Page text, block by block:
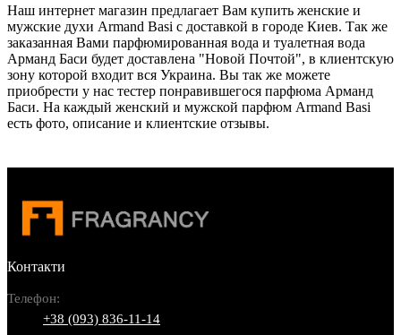
Наш интернет магазин предлагает Вам купить женские и
мужские духи Armand Basi с доставкой в городе Киев. Так же
заказанная Вами парфюмированная вода и туалетная вода
Арманд Баси будет доставлена "Новой Почтой", в клиентскую
зону которой входит вся Украина. Вы так же можете
приобрести у нас тестер понравившегося парфюма Арманд
Баси. На каждый женский и мужской парфюм Armand Basi
есть фото, описание и клиентские отзывы.
Контакти
Телефон:
+38 (093) 836-11-14